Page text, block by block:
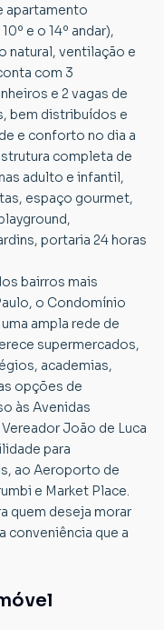
apartamento
e o 14º andar),
natural, ventilação e
com 3
e 2 vagas de
bem distribuídos e
e conforto no dia a
completa de
adulto e infantil,
espaço gourmet,
portaria 24 horas
bairros mais
o Condomínio
ampla rede de
supermercados,
academias,
opções de
às Avenidas
João de Luca
para
ao Aeroporto de
e Market Place.
quem deseja morar
conveniência que a